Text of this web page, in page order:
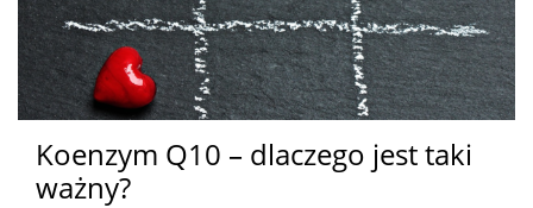
Koenzym Q10 – dlaczego jest taki
ważny?